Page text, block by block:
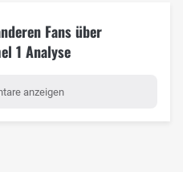
Fans über
1 Analyse
anzeigen